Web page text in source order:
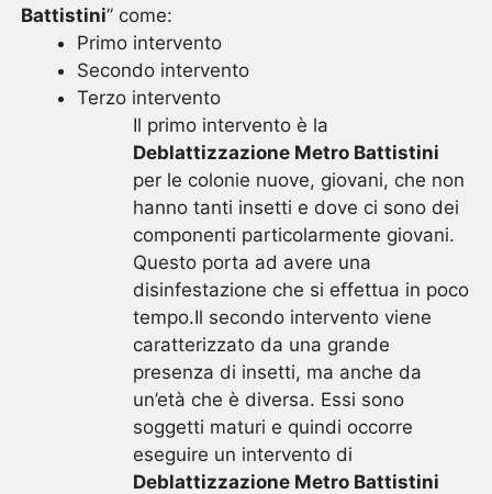
Battistini” come:
Primo intervento
Secondo intervento
Terzo intervento
Il primo intervento è la
Deblattizzazione Metro Battistini
per le colonie nuove, giovani, che non
hanno tanti insetti e dove ci sono dei
componenti particolarmente giovani.
Questo porta ad avere una
disinfestazione che si effettua in poco
tempo.Il secondo intervento viene
caratterizzato da una grande
presenza di insetti, ma anche da
un’età che è diversa. Essi sono
soggetti maturi e quindi occorre
eseguire un intervento di
Deblattizzazione Metro Battistini